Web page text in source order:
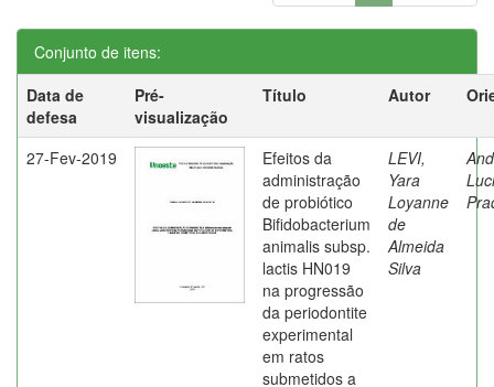
Conjunto de itens:
Data de
defesa
Pré-
visualização
Título Autor
27-Fev-2019
Efeitos da
administração
de probiótico
Bifidobacterium
animalis subsp.
lactis HN019
na progressão
da periodontite
experimental
em ratos
submetidos a
LEVI,
Yara
Loyanne
de
Almeida
Silva